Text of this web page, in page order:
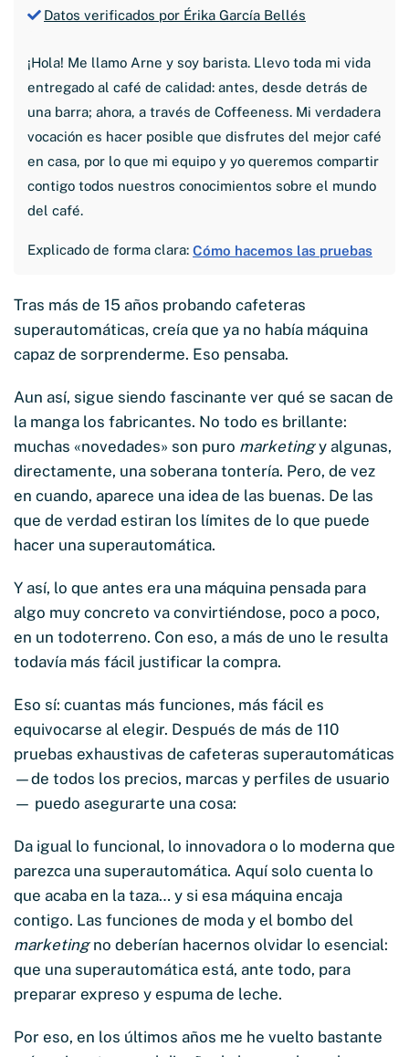
Datos verificados por Érika García Bellés
¡Hola! Me llamo Arne y soy barista. Llevo toda mi vida
entregado al café de calidad: antes, desde detrás de
una barra; ahora, a través de Coffeeness. Mi verdadera
vocación es hacer posible que disfrutes del mejor café
en casa, por lo que mi equipo y yo queremos compartir
contigo todos nuestros conocimientos sobre el mundo
del café.
Explicado de forma clara: Cómo hacemos las pruebas
Tras más de 15 años probando cafeteras
superautomáticas, creía que ya no había máquina
capaz de sorprenderme. Eso pensaba.
Aun así, sigue siendo fascinante ver qué se sacan de
la manga los fabricantes. No todo es brillante:
muchas «novedades» son puro marketingy algunas,
directamente, una soberana tontería. Pero, de vez
en cuando, aparece una idea de las buenas. De las
que de verdad estiran los límites de lo que puede
hacer una superautomática.
Y así, lo que antes era una máquina pensada para
algo muy concreto va convirtiéndose, poco a poco,
en un todoterreno. Con eso, a más de uno le resulta
todavía más fácil justificar la compra.
Eso sí: cuantas más funciones, más fácil es
equivocarse al elegir. Después de más de 110
pruebas exhaustivas de cafeteras superautomáticas
—de todos los precios, marcas y perfiles de usuario
— puedo asegurarte una cosa:
Da igual lo funcional, lo innovadora o lo moderna que
parezca una superautomática. Aquí solo cuenta lo
que acaba en la taza… y si esa máquina encaja
contigo. Las funciones de moda y el bombo del
marketing no deberían hacernos olvidar lo esencial:
que una superautomática está, ante todo, para
preparar expreso y espuma de leche.
Por eso, en los últimos años me he vuelto bastante